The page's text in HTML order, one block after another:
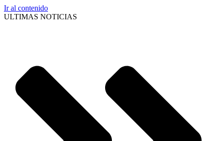
Ir al contenido
ULTIMAS NOTICIAS